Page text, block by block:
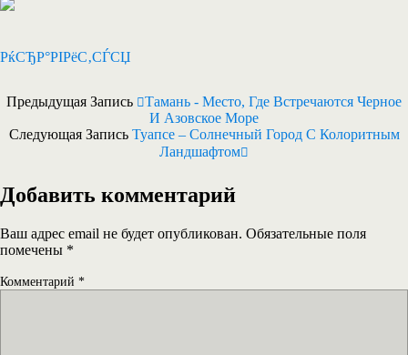
РќСЂР°РІРёС‚СЃСЏ
Предыдущая Запись
Тамань - Место, Где Встречаются Черное
И Азовское Море
Следующая Запись Туапсе – Солнечный Город С Колоритным
Ландшафтом
Добавить комментарий
Ваш адрес email не будет опубликован. Обязательные поля
помечены *
Комментарий *